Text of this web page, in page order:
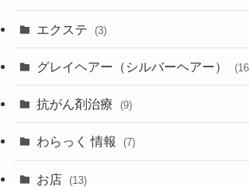
エクステ (3)
グレイヘアー（シルバーヘアー）
抗がん剤治療 (9)
わらっく 情報 (7)
お店 (13)